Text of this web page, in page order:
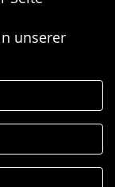
unserer